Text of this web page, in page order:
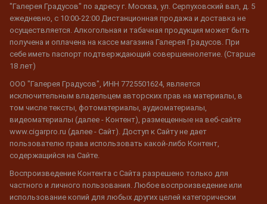
"Галерея Градусов" по адресу г. Москва, ул. Серпуховский вал, д. 5
ежедневно, с 10:00-22:00 Дистанционная продажа и доставка не
осуществляется. Алкогольная и табачная продукция может быть
получена и оплачена на кассе магазина Галерея Градусов. При
себе иметь паспорт подтверждающий совершеннолетие. (Старше
18 лет)
ООО "Галерея Градусов", ИНН 7725501624, является
исключительным владельцем авторских прав на материалы, в
том числе тексты, фотоматериалы, аудиоматериалы,
видеоматериалы (далее - Контент), размещенные на веб-сайте
www.cigarpro.ru (далее - Сайт). Доступ к Сайту не дает
пользователю права использовать какой-либо Контент,
содержащийся на Сайте.
Воспроизведение Контента с Сайта разрешено только для
частного и личного пользования. Любое воспроизведение или
использование копий для любых других целей категорически